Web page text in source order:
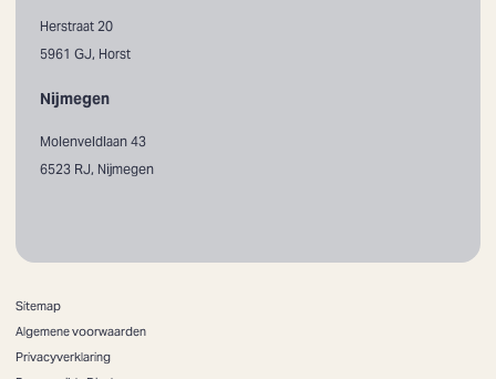
Herstraat 20
5961 GJ, Horst
Nijmegen
Molenveldlaan 43
6523 RJ, Nijmegen
Sitemap
Algemene voorwaarden
Privacyverklaring